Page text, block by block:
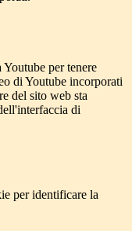
per tenere
di Youtube incorporati
del sito web sta
di
per identificare la